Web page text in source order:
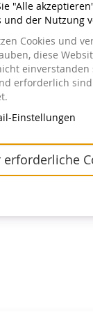
im Museum
"Alle
und der Nutzung
Cookies und
diese
einverstanden
erforderlich
Einstellungen
erforderliche